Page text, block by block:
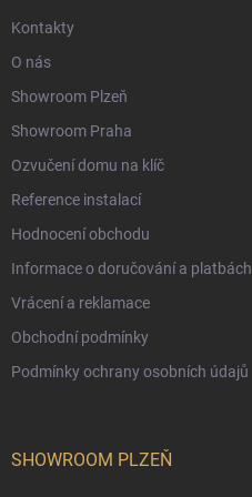
Kontakty
O nás
Showroom Plzeň
Showroom Praha
Ozvučení domu na klíč
Reference instalací
Hodnocení obchodu
Informace o doručování a platbách
Vrácení a reklamace
Obchodní podmínky
Podmínky ochrany osobních údajů
SHOWROOM PLZEŇ